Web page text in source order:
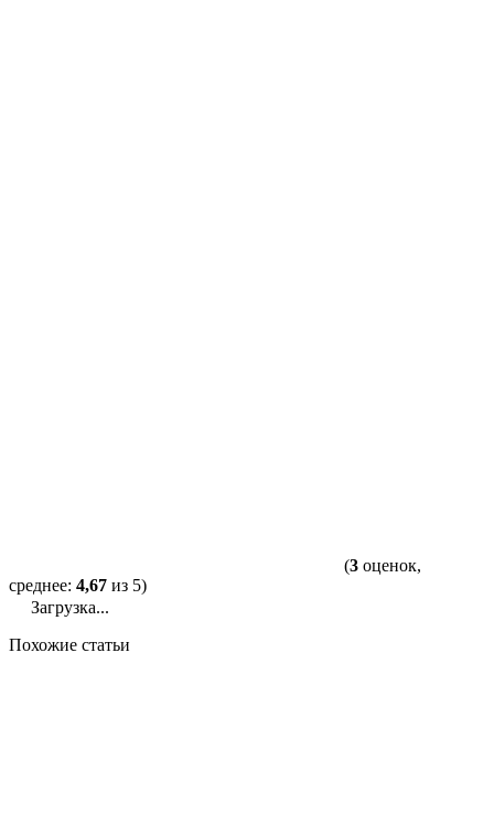
(3 оценок,
среднее: 4,67 из 5)
Загрузка...
Похожие статьи